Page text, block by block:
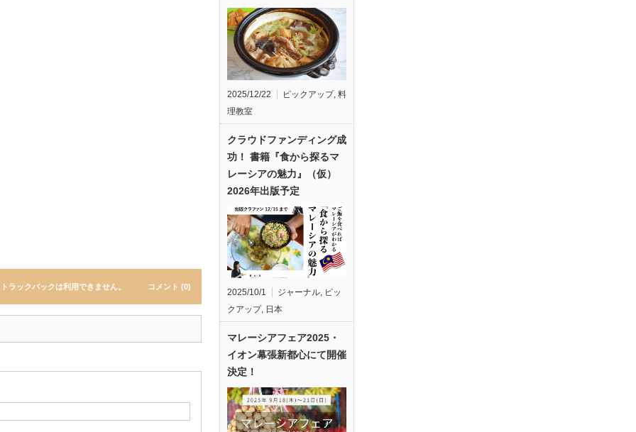
トラックバックは利用できません。 コメント (0)
2025/12/22 ピックアップ, 料
理教室
クラウドファンディング成
功！ 書籍『食から探るマ
レーシアの魅力』（仮）
2026年出版予定
2025/10/1 ジャーナル, ピッ
クアップ, 日本
マレーシアフェア2025・
イオン幕張新都心にて開催
決定！